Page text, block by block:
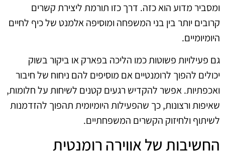
ומסביר מדוע הוא כזה. דרך כזו תורמת ליצירת קשרים
קרובים יותר בין בני המשפחה ומוסיפה אלמנט של כיף לחיים
היומיומיים.
גם פעילויות פשוטות כמו הליכה בפארק או ביקור בשוק
יכולים להפוך לרומנטיים אם מוסיפים להם ניחוח של חיבור
ואכפתיות. אפשר להקדיש רגעים קטנים לשיחות על חלומות,
שאיפות ורצונות, כך שהפעילות היומיומית תהפוך להזדמנות
לשיתוף ולחיזוק הקשרים המשפחתיים.
החשיבות של אווירה רומנטית